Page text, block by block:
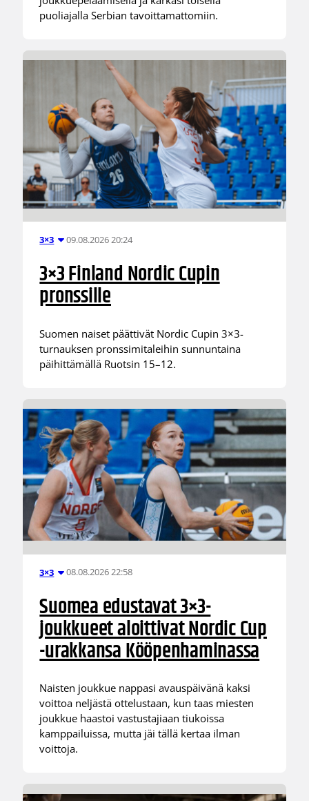
puoliajalla Serbian tavoittamattomiin.
3×3 09.08.2026 20:24
3×3 Finland Nordic Cupin
pronssille
Suomen naiset päättivät Nordic Cupin 3×3-
turnauksen pronssimitaleihin sunnuntaina
päihittämällä Ruotsin 15–12.
3×3 08.08.2026 22:58
Suomea edustavat 3×3-
joukkueet aloittivat Nordic Cup
-urakkansa Kööpenhaminassa
Naisten joukkue nappasi avauspäivänä kaksi
voittoa neljästä ottelustaan, kun taas miesten
joukkue haastoi vastustajiaan tiukoissa
kamppailuissa, mutta jäi tällä kertaa ilman
voittoja.